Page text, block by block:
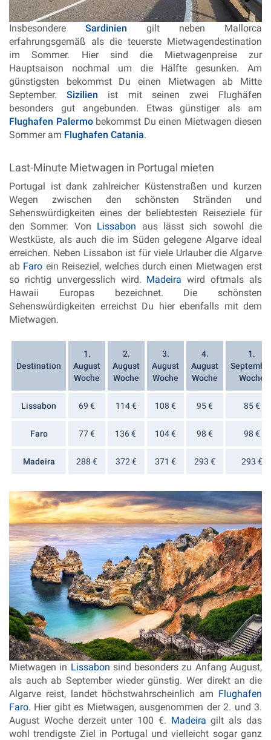
Insbesondere Sardinien
gilt neben Mallorca
erfahrungsgemäß als die teuerste Mietwagendestination
im Sommer. Hier sind die Mietwagenpreise zur
Hauptsaison nochmal um die Hälfte gesunken. Am
günstigsten bekommst Du einen Mietwagen ab Mitte
September.Sizilien
ist mit seinen zwei Flughäfen
besonders gut angebunden. Etwas günstiger als am
Flughafen Palermobekommst Du einen Mietwagen diesen
Sommer am Flughafen Catania.
Last-Minute Mietwagen in Portugal mieten
Portugal ist dank zahlreicher Küstenstraßen und kurzen
Wegen zwischen den schönsten Stränden und
Sehenswürdigkeiten eines der beliebtesten Reiseziele für
den Sommer. Von Lissabon aus lässt sich sowohl die
Westküste, als auch die im Süden gelegene Algarve ideal
erreichen. Neben Lissabon ist für viele Urlauber die Algarve
ab Faro ein Reiseziel, welches durch einen Mietwagen erst
so richtig unvergesslich wird. Madeira wird oftmals als
Hawaii Europas bezeichnet. Die schönsten
Sehenswürdigkeiten erreichst Du hier ebenfalls mit dem
Mietwagen.
Destination
1.
August
Woche
2.
August
Woche
3.
August
Woche
4.
August
Woche
1.
Woche
Lissabon 69 € 114 € 108 € 95 € 85 €
Faro 77 € 136 € 104 € 98 € 98 €
Madeira 288 € 372 € 371 € 293 € 293 €
Mietwagen in Lissabon sind besonders zu Anfang August,
als auch ab September wieder günstig. Wer direkt an die
Algarve reist, landet höchstwahrscheinlich am Flughafen
Faro. Hier gibt es Mietwagen, ausgenommen der 2. und 3.
August Woche derzeit unter 100 €. Madeira gilt als das
wohl trendigste Ziel in Portugal und vielleicht sogar ganz